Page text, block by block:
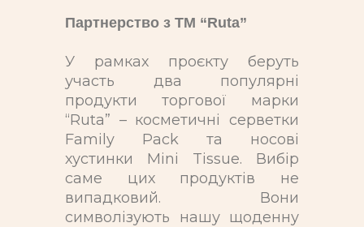
Партнерство з ТМ “Ruta”
У рамках проєкту беруть
участь два популярні
продукти торгової марки
“Ruta” – косметичні серветки
Family Pack та носові
хустинки Mini Tissue. Вибір
саме цих продуктів не
випадковий. Вони
символізують нашу щоденну